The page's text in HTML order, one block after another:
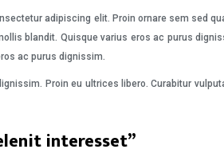
adipiscing elit. Proin ornare sem sed
blandit. Quisque varius eros ac purus
ac purus dignissim.
Proin eu ultrices libero. Curabitur
interesset”